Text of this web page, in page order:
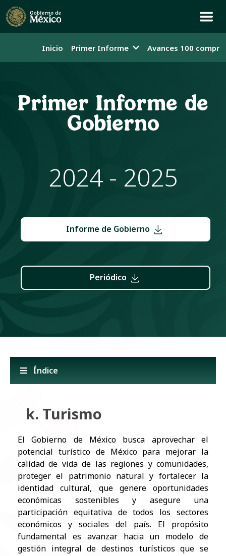
Inicio Primer Informe Avances 100
Primer Informe de
Gobierno
2024 - 2025
Informe de Gobierno
Periódico
Índice
k. Turismo
El Gobierno de México busca aprovechar el
potencial turístico de México para mejorar la
calidad de vida de las regiones y comunidades,
proteger el patrimonio natural y fortalecer la
identidad cultural, que genere oportunidades
económicas sostenibles y asegure una
participación equitativa de todos los sectores
económicos y sociales del país. El propósito
fundamental es avanzar hacia un modelo de
gestión integral de destinos turísticos que se